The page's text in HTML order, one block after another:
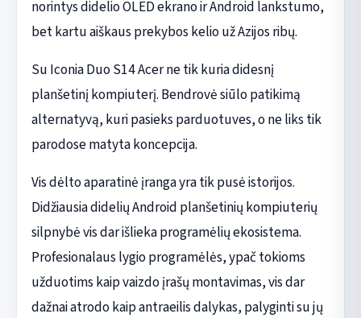
norintys didelio OLED ekrano ir Android lankstumo,
bet kartu aiškaus prekybos kelio už Azijos ribų.
Su Iconia Duo S14 Acer ne tik kuria didesnį
planšetinį kompiuterį. Bendrovė siūlo patikimą
alternatyvą, kuri pasieks parduotuves, o ne liks tik
parodose matyta koncepcija.
Vis dėlto aparatinė įranga yra tik pusė istorijos.
Didžiausia didelių Android planšetinių kompiuterių
silpnybė vis dar išlieka programėlių ekosistema.
Profesionalaus lygio programėlės, ypač tokioms
užduotims kaip vaizdo įrašų montavimas, vis dar
dažnai atrodo kaip antraeilis dalykas, palyginti su jų